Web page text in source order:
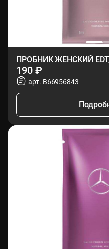
ПРОБНИК ЖЕНСКИЙ
190 ₽
арт. B66956843